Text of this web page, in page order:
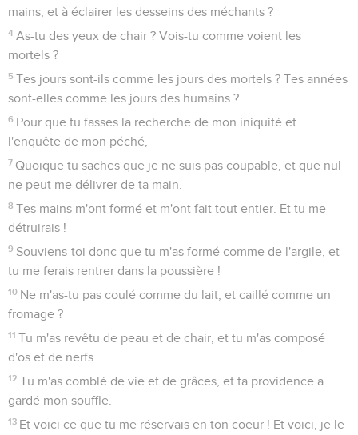
mains, et à éclairer les desseins des méchants ?
4 As-tu des yeux de chair ? Vois-tu comme voient les
mortels ?
5 Tes jours sont-ils comme les jours des mortels ? Tes années
sont-elles comme les jours des humains ?
6 Pour que tu fasses la recherche de mon iniquité et
l'enquête de mon péché,
7 Quoique tu saches que je ne suis pas coupable, et que nul
ne peut me délivrer de ta main.
8 Tes mains m'ont formé et m'ont fait tout entier. Et tu me
détruirais !
9 Souviens-toi donc que tu m'as formé comme de l'argile, et
tu me ferais rentrer dans la poussière !
10 Ne m'as-tu pas coulé comme du lait, et caillé comme un
fromage ?
11 Tu m'as revêtu de peau et de chair, et tu m'as composé
d'os et de nerfs.
12 Tu m'as comblé de vie et de grâces, et ta providence a
gardé mon souffle.
13 Et voici ce que tu me réservais en ton coeur ! Et voici, je le